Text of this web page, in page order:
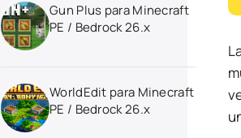
Gun Plus para Minecraft
PE / Bedrock 26.x
WorldEdit para Minecraft
PE / Bedrock 26.x